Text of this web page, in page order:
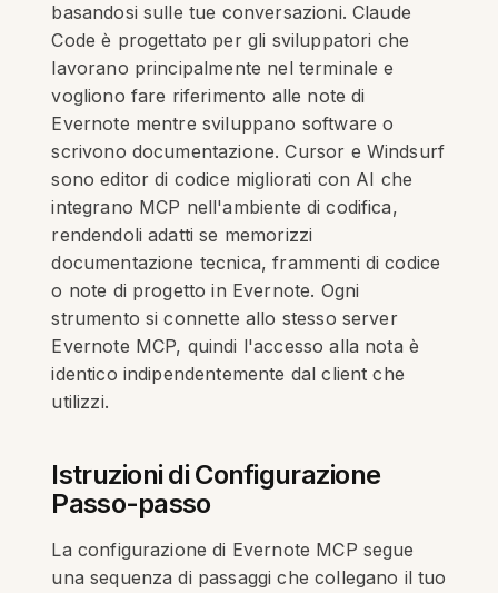
basandosi sulle tue conversazioni. Claude
Code è progettato per gli sviluppatori che
lavorano principalmente nel terminale e
vogliono fare riferimento alle note di
Evernote mentre sviluppano software o
scrivono documentazione. Cursor e Windsurf
sono editor di codice migliorati con AI che
integrano MCP nell'ambiente di codifica,
rendendoli adatti se memorizzi
documentazione tecnica, frammenti di codice
o note di progetto in Evernote. Ogni
strumento si connette allo stesso server
Evernote MCP, quindi l'accesso alla nota è
identico indipendentemente dal client che
utilizzi.
Istruzioni di Configurazione
Passo-passo
La configurazione di Evernote MCP segue
una sequenza di passaggi che collegano il tuo